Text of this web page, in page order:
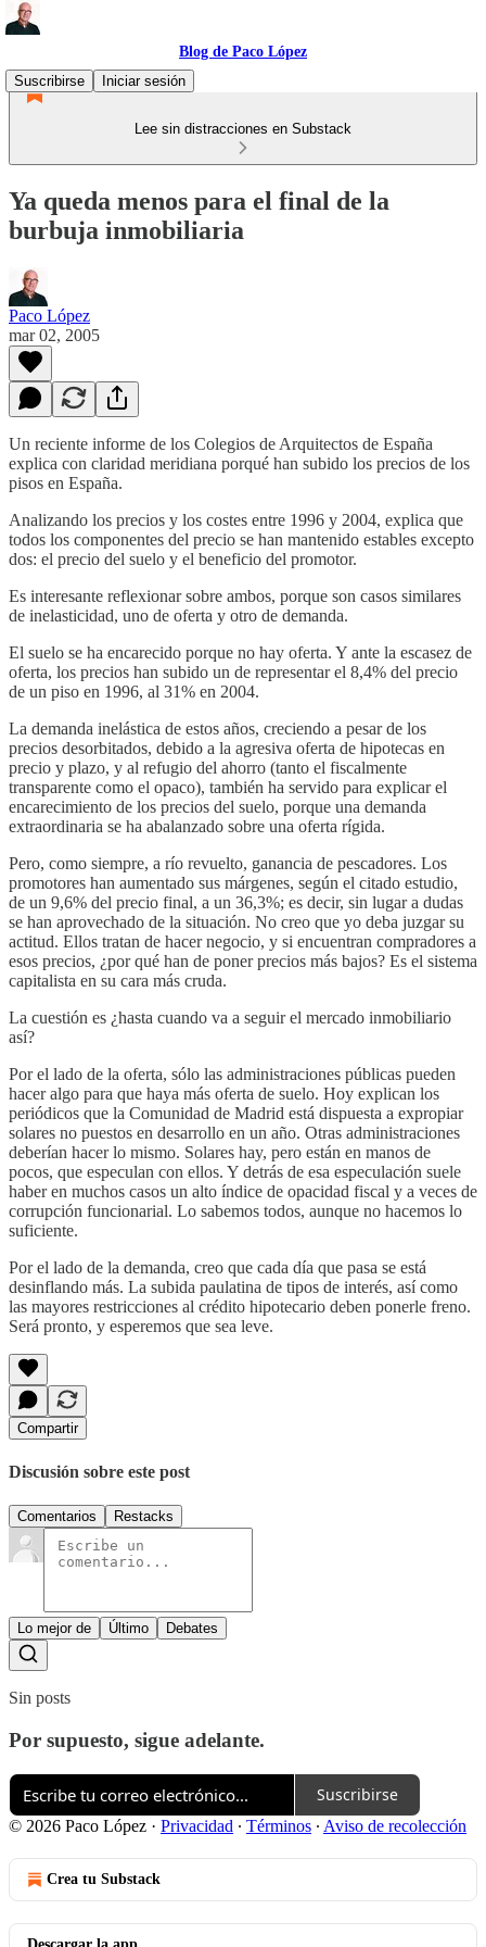
Blog de Paco López
Suscribirse
Iniciar sesión
Lee sin distracciones en Substack
Ya queda menos para el final de la
burbuja inmobiliaria
Paco López
mar 02, 2005
Un reciente informe de los Colegios de Arquitectos de España
explica con claridad meridiana porqué han subido los precios de los
pisos en España.
Analizando los precios y los costes entre 1996 y 2004, explica que
todos los componentes del precio se han mantenido estables excepto
dos: el precio del suelo y el beneficio del promotor.
Es interesante reflexionar sobre ambos, porque son casos similares
de inelasticidad, uno de oferta y otro de demanda.
El suelo se ha encarecido porque no hay oferta. Y ante la escasez de
oferta, los precios han subido un de representar el 8,4% del precio
de un piso en 1996, al 31% en 2004.
La demanda inelástica de estos años, creciendo a pesar de los
precios desorbitados, debido a la agresiva oferta de hipotecas en
precio y plazo, y al refugio del ahorro (tanto el fiscalmente
transparente como el opaco), también ha servido para explicar el
encarecimiento de los precios del suelo, porque una demanda
extraordinaria se ha abalanzado sobre una oferta rígida.
Pero, como siempre, a río revuelto, ganancia de pescadores. Los
promotores han aumentado sus márgenes, según el citado estudio,
de un 9,6% del precio final, a un 36,3%; es decir, sin lugar a dudas
se han aprovechado de la situación. No creo que yo deba juzgar su
actitud. Ellos tratan de hacer negocio, y si encuentran compradores a
esos precios, ¿por qué han de poner precios más bajos? Es el sistema
capitalista en su cara más cruda.
La cuestión es ¿hasta cuando va a seguir el mercado inmobiliario
así?
Por el lado de la oferta, sólo las administraciones públicas pueden
hacer algo para que haya más oferta de suelo. Hoy explican los
periódicos que la Comunidad de Madrid está dispuesta a expropiar
solares no puestos en desarrollo en un año. Otras administraciones
deberían hacer lo mismo. Solares hay, pero están en manos de
pocos, que especulan con ellos. Y detrás de esa especulación suele
haber en muchos casos un alto índice de opacidad fiscal y a veces de
corrupción funcionarial. Lo sabemos todos, aunque no hacemos lo
suficiente.
Por el lado de la demanda, creo que cada día que pasa se está
desinflando más. La subida paulatina de tipos de interés, así como
las mayores restricciones al crédito hipotecario deben ponerle freno.
Será pronto, y esperemos que sea leve.
Compartir
Discusión sobre este post
Comentarios Restacks
Lo mejor de Último Debates
Sin posts
Por supuesto, sigue adelante.
Suscribirse
© 2026 Paco López · Privacidad ∙ Términos ∙ Aviso de recolección
Crea tu Substack